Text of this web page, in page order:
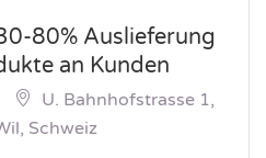
80% Auslieferung
an Kunden
U. Bahnhofstrasse 1,
Schweiz